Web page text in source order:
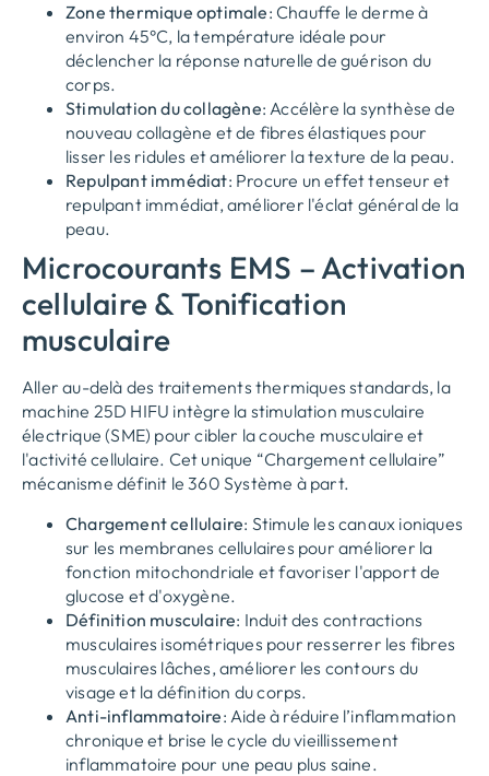
Zone thermique optimale: Chauffe le derme à
environ 45°C, la température idéale pour
déclencher la réponse naturelle de guérison du
corps.
Stimulation du collagène: Accélère la synthèse de
nouveau collagène et de fibres élastiques pour
lisser les ridules et améliorer la texture de la peau.
Repulpant immédiat: Procure un effet tenseur et
repulpant immédiat, améliorer l'éclat général de la
peau.
Microcourants EMS – Activation
cellulaire & Tonification
musculaire
Aller au-delà des traitements thermiques standards, la
machine 25D HIFU intègre la stimulation musculaire
électrique (SME) pour cibler la couche musculaire et
l'activité cellulaire. Cet unique “Chargement cellulaire”
mécanisme définit le 360 Système à part.
Chargement cellulaire: Stimule les canaux ioniques
sur les membranes cellulaires pour améliorer la
fonction mitochondriale et favoriser l'apport de
glucose et d'oxygène.
Définition musculaire: Induit des contractions
musculaires isométriques pour resserrer les fibres
musculaires lâches, améliorer les contours du
visage et la définition du corps.
Anti-inflammatoire: Aide à réduire l’inflammation
chronique et brise le cycle du vieillissement
inflammatoire pour une peau plus saine.